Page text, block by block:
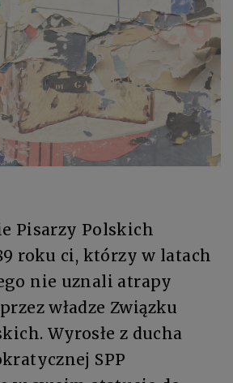
Pisarzy Polskich
roku ci, którzy w latach
nie uznali atrapy
władze Związku
Wyrosłe z ducha
SPP